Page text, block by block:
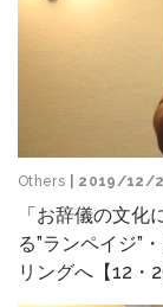
Others | 2019/12/
「お辞儀の文
る”ランペイジ”
リングへ【12・